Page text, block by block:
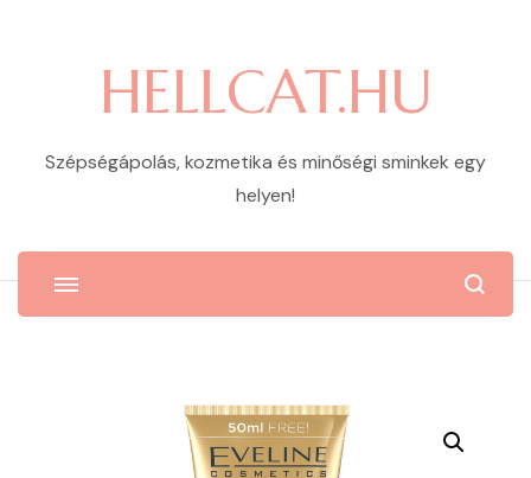
HELLCAT.HU
Szépségápolás, kozmetika és minőségi sminkek egy
helyen!